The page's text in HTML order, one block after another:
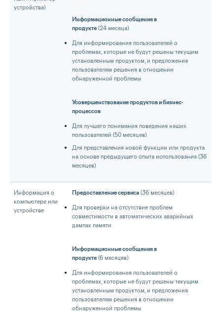
устройства)
Информационные сообщения в
продукте (24 месяца)
Для информирования пользователей о
проблемах, которые не будут решены текущим
установленным продуктом, и предложения
пользователям решения в отношении
обнаруженной проблемы
Усовершенствование продуктов и бизнес-
процессов
Для лучшего понимания поведения наших
пользователей (50 месяцев)
Для представления новой функции или продукта
на основе предыдущего опыта использования (36
месяцев)
Информация о
компьютере или
устройстве
Предоставление сервиса (36 месяцев)
Для проверки на отсутствие проблем
совместимости в автоматических аварийных
дампах памяти
Информационные сообщения в
продукте (6 месяцев)
Для информирования пользователей о
проблемах, которые не будут решены текущим
установленным продуктом, и предложения
пользователям решения в отношении
обнаруженной проблемы